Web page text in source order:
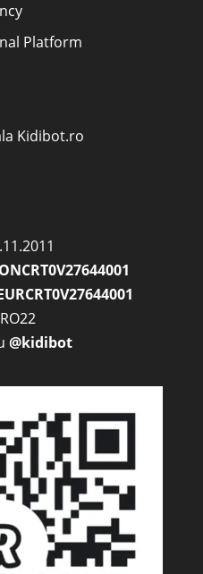
Platform
Kidibot.ro
@kidibot